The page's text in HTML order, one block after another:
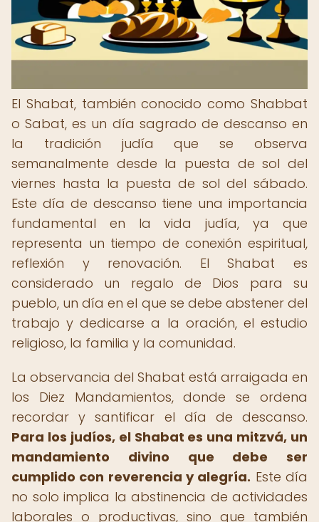
El Shabat, también conocido como Shabbat
o Sabat, es un día sagrado de descanso en
la tradición judía que se observa
semanalmente desde la puesta de sol del
viernes hasta la puesta de sol del sábado.
Este día de descanso tiene una importancia
fundamental en la vida judía, ya que
representa un tiempo de conexión espiritual,
reflexión y renovación. El Shabat es
considerado un regalo de Dios para su
pueblo, un día en el que se debe abstener del
trabajo y dedicarse a la oración, el estudio
religioso, la familia y la comunidad.
La observancia del Shabat está arraigada en
los Diez Mandamientos, donde se ordena
recordar y santificar el día de descanso.
Para los judíos, el Shabat es una mitzvá, un
mandamiento divino que debe ser
cumplido con reverencia y alegría. Este día
no solo implica la abstinencia de actividades
laborales o productivas, sino que también